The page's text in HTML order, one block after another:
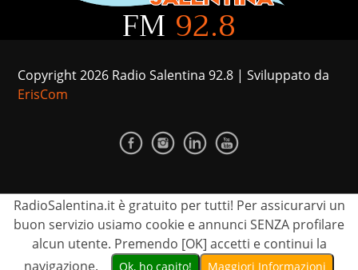
FM 92.8
Copyright 2026 Radio Salentina 92.8 | Sviluppato da
ErisCom
CONTATTI PUBBLICIZZATI
TEAM
PRIVACY
RadioSalentina.it è gratuito per tutti! Per assicurarvi un
buon servizio usiamo cookie e annunci SENZA profilare
alcun utente. Premendo [OK] accetti e continui la
navigazione.
Ok, ho capito! Maggiori Informazioni